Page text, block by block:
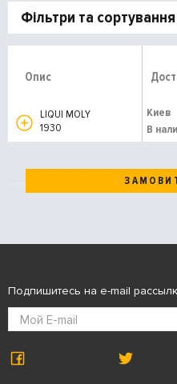
Фільтри та сортування
Опис
LIQUI MOLY
1930
Киев
В
Подпишитесь на e-mail